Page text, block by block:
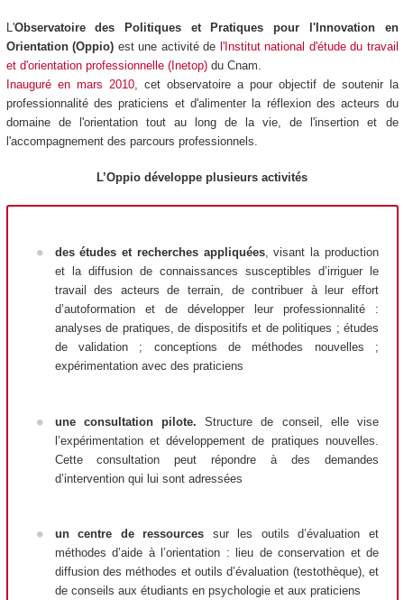
L'Observatoire des Politiques et Pratiques pour l'Innovation en
Orientation (Oppio) est une activité de l'Institut national d'étude du travail
et d'orientation professionnelle (Inetop)du Cnam.
Inauguré en mars 2010, cet observatoire a pour objectif de soutenir la
professionnalité des praticiens et d'alimenter la réflexion des acteurs du
domaine de l'orientation tout au long de la vie, de l'insertion et de
l'accompagnement des parcours professionnels.
L’Oppio développe plusieurs activités
des études et recherches appliquées, visant la production
et la diffusion de connaissances susceptibles d’irriguer le
travail des acteurs de terrain, de contribuer à leur effort
d’autoformation et de développer leur professionnalité :
analyses de pratiques, de dispositifs et de politiques ; études
de validation ; conceptions de méthodes nouvelles ;
expérimentation avec des praticiens
une consultation pilote. Structure de conseil, elle vise
l’expérimentation et développement de pratiques nouvelles.
Cette consultation peut répondre à des demandes
d’intervention qui lui sont adressées
un centre de ressources sur les outils d’évaluation et
méthodes d’aide à l’orientation : lieu de conservation et de
diffusion des méthodes et outils d’évaluation (testothèque), et
de conseils aux étudiants en psychologie et aux praticiens